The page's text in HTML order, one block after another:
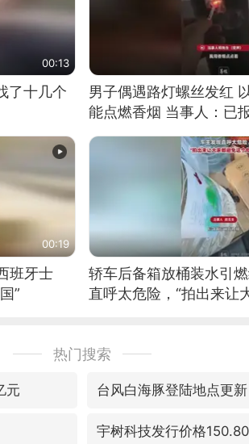
00:13
了十几个
男子偶遇路灯螺丝发红
能点燃香烟 当事人：已
00:19
班牙士
”
轿车后备箱放桶装水引
直呼太危险，“拍出来让
热门搜索
元 台风白海豚登陆地点更新
宇树科技发行价格